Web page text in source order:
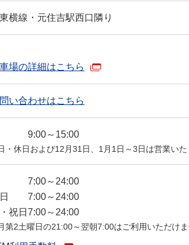
横線・元住吉駅西口隣り
場の詳細はこちら
い合わせはこちら
9:00～15:00
・休日および12月31日、1月1日～3日は営業いた
7:00～24:00
7:00～24:00
祝日 7:00～24:00
第2土曜日の21:00～翌朝7:00はご利用いただけま